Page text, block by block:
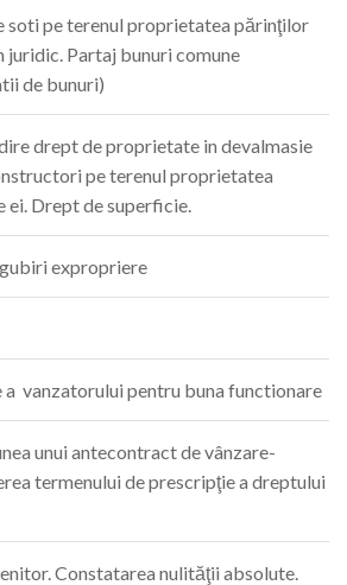
soti pe terenul proprietatea părinţilor
juridic. Partaj bunuri comune
de bunuri)
drept de proprietate in devalmasie
pe terenul proprietatea
ei. Drept de superficie.
expropriere
a vanzatorului pentru buna functionare
unui antecontract de vânzare-
termenului de prescripţie a dreptului
Constatarea nulităţii absolute.